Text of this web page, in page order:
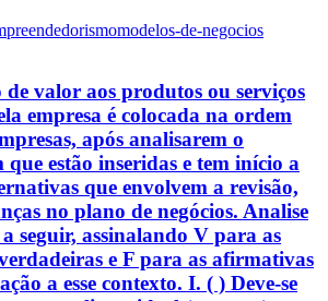
modelos-de-negocios
de valor aos produtos ou serviços
empresa é colocada na ordem
após analisarem o
que estão inseridas e tem início a
que envolvem a revisão,
no plano de negócios. Analise
a seguir, assinalando V para as
e F para as afirmativas
a esse contexto. I. ( ) Deve-se